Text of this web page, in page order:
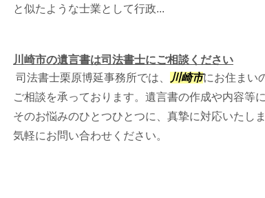
と似たような士業として行政...
川崎市の遺言書は司法書士にご相談ください
司法書士栗原博延事務所では、
川崎市にお住まい
ご相談を承っております。遺言書の作成や内容等
そのお悩みのひとつひとつに、真摯に対応いたし
気軽にお問い合わせください。